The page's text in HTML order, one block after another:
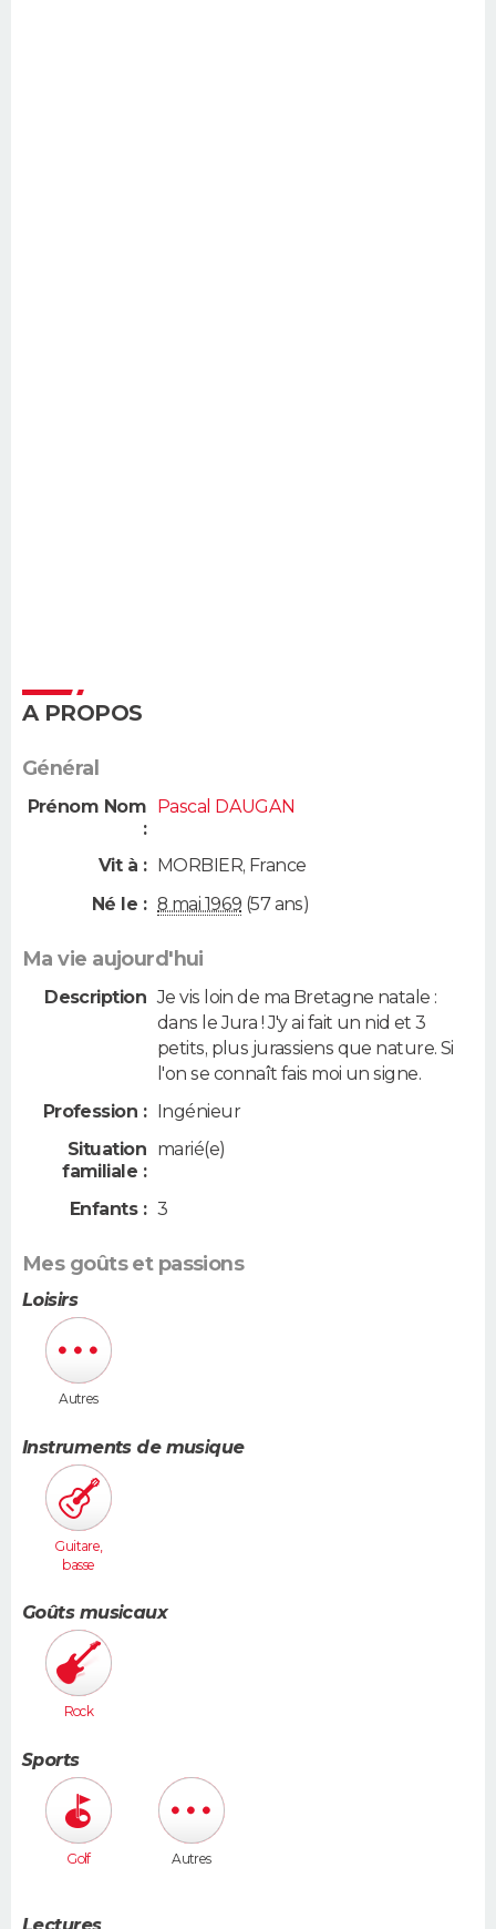
A PROPOS
Général
Prénom Nom
:
Pascal DAUGAN
Vit à : MORBIER, France
Né le : 8 mai 1969 (57 ans)
Ma vie aujourd'hui
Description Je vis loin de ma Bretagne natale :
dans le Jura ! J'y ai fait un nid et 3
petits, plus jurassiens que nature. Si
l'on se connaît fais moi un signe.
Profession : Ingénieur
Situation
familiale :
marié(e)
Enfants : 3
Mes goûts et passions
Loisirs
Autres
Instruments de musique
Guitare,
basse
Goûts musicaux
Rock
Sports
Golf Autres